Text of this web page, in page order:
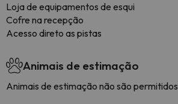
Loja de equipamentos de esqui
Cofre na recepção
Acesso direto as pistas
Animais de estimação
Animais de estimação não são permitidos